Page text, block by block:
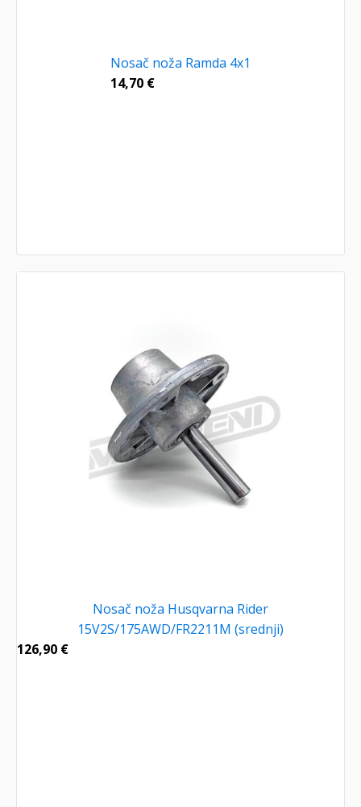
Nosač noža Ramda 4x1
14,70 €
Nosač noža Husqvarna Rider
15V2S/175AWD/FR2211M (srednji)
126,90 €